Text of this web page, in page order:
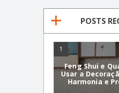
POSTS
1
Feng Shui e
Usar a
Harmonia e